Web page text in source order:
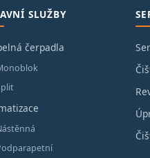
SLUŽBY
čerpadla